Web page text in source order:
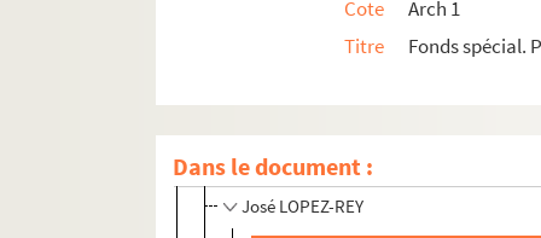
Cote
Arch 1
Titre
Fonds spécial.
Dans le document :
LEWIS et Pierre-Henry Rodriguez
LIBRAIRIE des Quatre chemins -
A. LIÉNARD
Jean LOISEAU
José LOPEZ-REY